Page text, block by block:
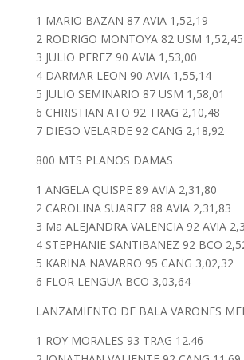
1 MARIO BAZAN 87 AVIA 1,52,19
2 RODRIGO MONTOYA 82 USM 1,52,45
3 JULIO PEREZ 90 AVIA 1,53,00
4 DARMAR LEON 90 AVIA 1,55,14
5 JULIO SEMINARIO 87 USM 1,58,01
6 CHRISTIAN ATO 92 TRAG 2,10,48
7 DIEGO VELARDE 92 CANG 2,18,92
800 MTS PLANOS DAMAS
1 ANGELA QUISPE 89 AVIA 2,31,80
2 CAROLINA SUAREZ 88 AVIA 2,31,83
3 Ma ALEJANDRA VALENCIA 92 AVIA
4 STEPHANIE SANTIBAÑEZ 92 BCO
5 KARINA NAVARRO 95 CANG 3,02,32
6 FLOR LENGUA BCO 3,03,64
LANZAMIENTO DE BALA VARONES
1 ROY MORALES 93 TRAG 12.46